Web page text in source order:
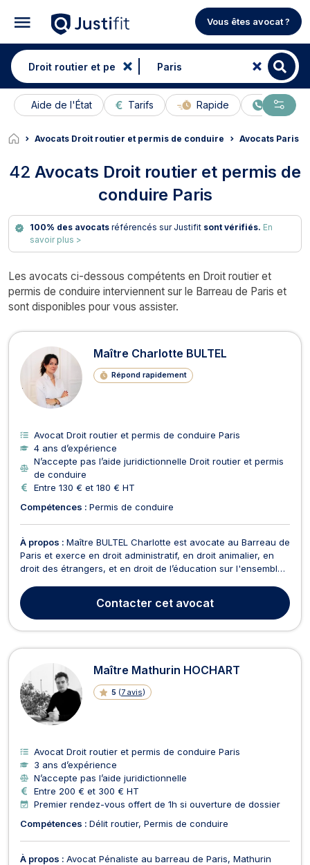
Vous êtes avocat ?
Aide de l'État Tarifs Rapide En ligne
Avocats Droit routier et permis de conduire Avocats Paris
42 Avocats Droit routier et permis de
conduire Paris
100% des avocatsréférencés sur Justifit sont vérifiés. En
savoir plus >
Les avocats ci-dessous compétents en Droit routier et
permis de conduire interviennent sur le Barreau de Paris et
sont disponibles pour vous assister.
Avocats en Droit routier et permis
Maître Charlotte BULTEL
Répond rapidement
Avocat Droit routier et permis de conduire Paris
4 ans d’expérience
N’accepte pas l’aide juridictionnelle Droit routier et permis
de conduire
Entre 130 € et 180 € HT
Compétences : Permis de conduire
À propos : Maître BULTEL Charlotte est avocate au Barreau de
Paris et exerce en droit administratif, en droit animalier, en
droit des étrangers, et en droit de l’éducation sur l'ensemble
Commune de Meaux. Avant de prêter serment, Me Charlotte
Bultel a longuement exercé les fonct...
Contacter cet avocat
Maître Mathurin HOCHART
5 (7 avis)
Avocat Droit routier et permis de conduire Paris
3 ans d’expérience
N’accepte pas l’aide juridictionnelle
Entre 200 € et 300 € HT
Premier rendez-vous offert de 1h si ouverture de dossier
Compétences : Délit routier Permis de conduire
À propos : Avocat Pénaliste au barreau de Paris, Mathurin